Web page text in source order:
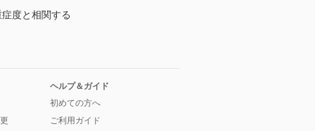
度と相関する
ヘルプ＆ガイド
初めての方へ
ご利用ガイド